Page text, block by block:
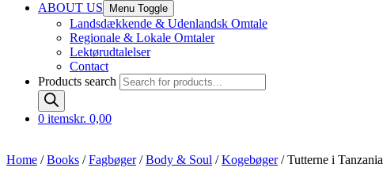
ABOUT US
Menu Toggle
Landsdækkende & Udenlandsk Omtale
Regionale & Lokale Omtaler
Lektørudtalelser
Contact
Products search
0 itemskr. 0,00
Home /Books /Fagbøger/Body & Soul /Kogebøger/ Tutterne i Tanzania